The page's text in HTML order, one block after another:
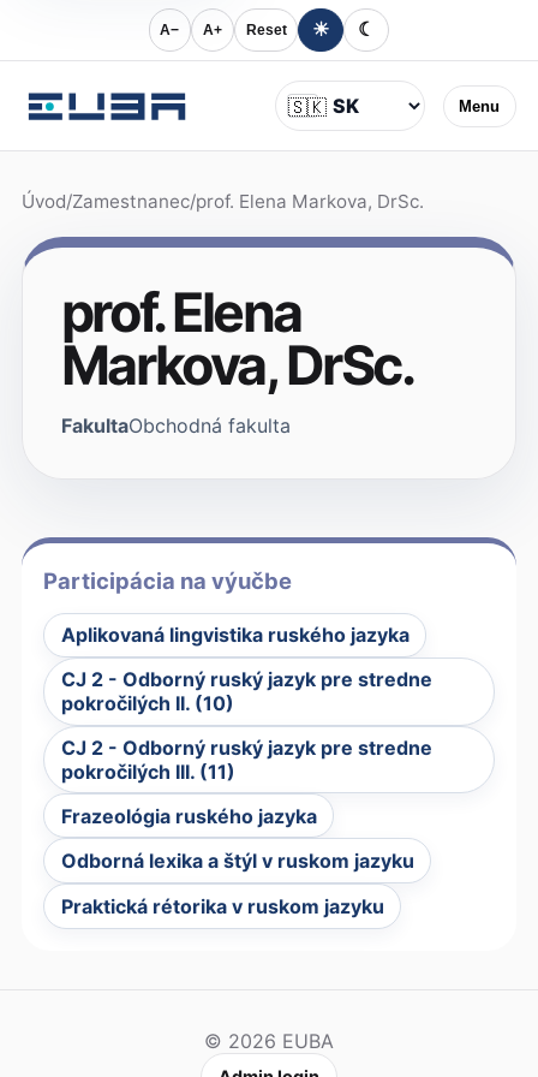
A− A+ Reset ☀ ☾
Menu
Jazyk
🇸🇰
Úvod/Zamestnanec/prof. Elena Markova, DrSc.
prof. Elena
Markova, DrSc.
FakultaObchodná fakulta
Participácia na výučbe
Aplikovaná lingvistika ruského jazyka
CJ 2 - Odborný ruský jazyk pre stredne
pokročilých II. (10)
CJ 2 - Odborný ruský jazyk pre stredne
pokročilých III. (11)
Frazeológia ruského jazyka
Odborná lexika a štýl v ruskom jazyku
Praktická rétorika v ruskom jazyku
© 2026 EUBA